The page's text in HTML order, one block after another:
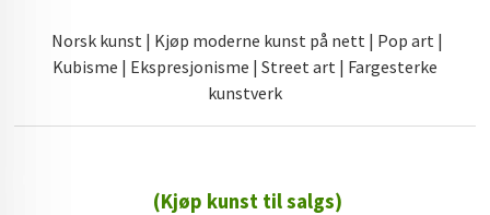
Norsk kunst | Kjøp moderne kunst på nett | Pop art |
Kubisme | Ekspresjonisme | Street art | Fargesterke
kunstverk
(Kjøp kunst til salgs)